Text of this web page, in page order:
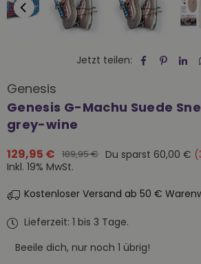
Jetzt teilen:
Genesis
Genesis G-Machu Suede
grey-wine
Normaler
Preis
129,95 € 189,95 € Du sparst 60,00 € (
Inkl. 19% MwSt.
Kostenloser Versand ab 50 €
Lieferzeit: 1 bis 3 Tage.
Beeile dich, nur noch 1 übrig!